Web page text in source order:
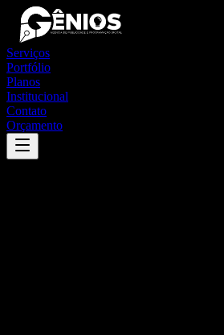
Serviços
Portfólio
Planos
Institucional
Contato
Orçamento